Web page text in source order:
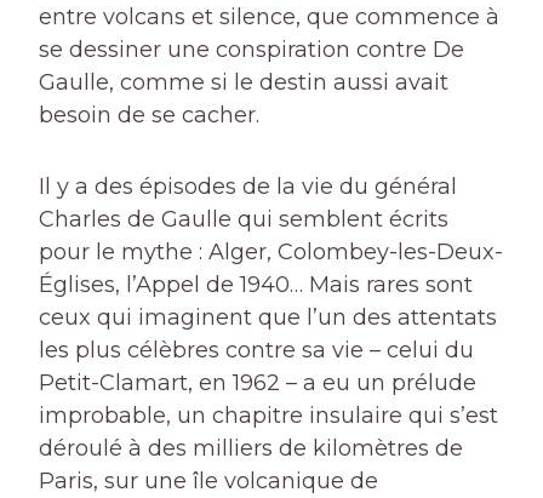
entre volcans et silence, que commence à
se dessiner une conspiration contre De
Gaulle, comme si le destin aussi avait
besoin de se cacher.
Il y a des épisodes de la vie du général
Charles de Gaulle qui semblent écrits
pour le mythe : Alger, Colombey-les-Deux-
Églises, l’Appel de 1940… Mais rares sont
ceux qui imaginent que l’un des attentats
les plus célèbres contre sa vie – celui du
Petit-Clamart, en 1962 – a eu un prélude
improbable, un chapitre insulaire qui s’est
déroulé à des milliers de kilomètres de
Paris, sur une île volcanique de